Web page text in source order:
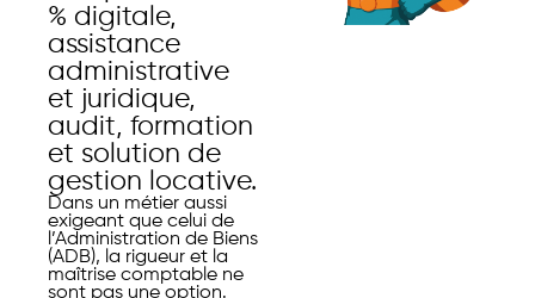
% digitale,
assistance
administrative
et juridique,
audit, formation
et solution de
gestion locative.
Dans un métier aussi
exigeant que celui de
l’Administration de Biens
(ADB), la rigueur et la
maîtrise comptable ne
sont pas une option.